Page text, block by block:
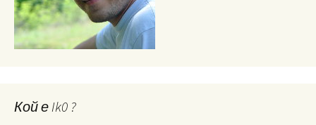
Кой е Ik0 ?